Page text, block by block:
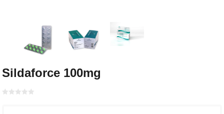
Sildaforce 100mg